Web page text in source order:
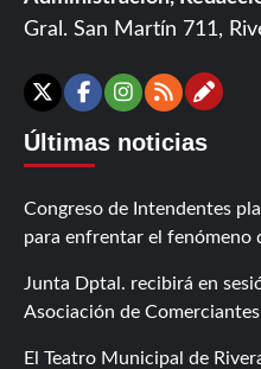
Gral. San Martín 711,
X Facebook
Instagram
RSS
Últimas noticias
Congreso de Intendentes
para enfrentar el fenómeno
Junta Dptal. recibirá en
Asociación de
El Teatro Municipal de